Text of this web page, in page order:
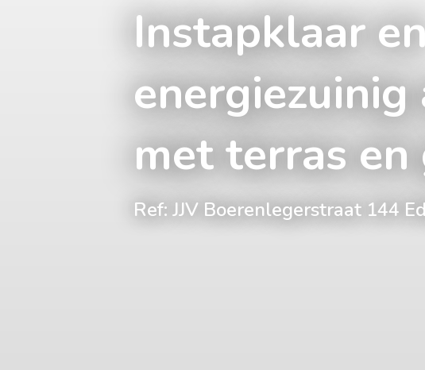
Instapklaar en
met terras en
Ref: JJV Boerenlegerstraat 144